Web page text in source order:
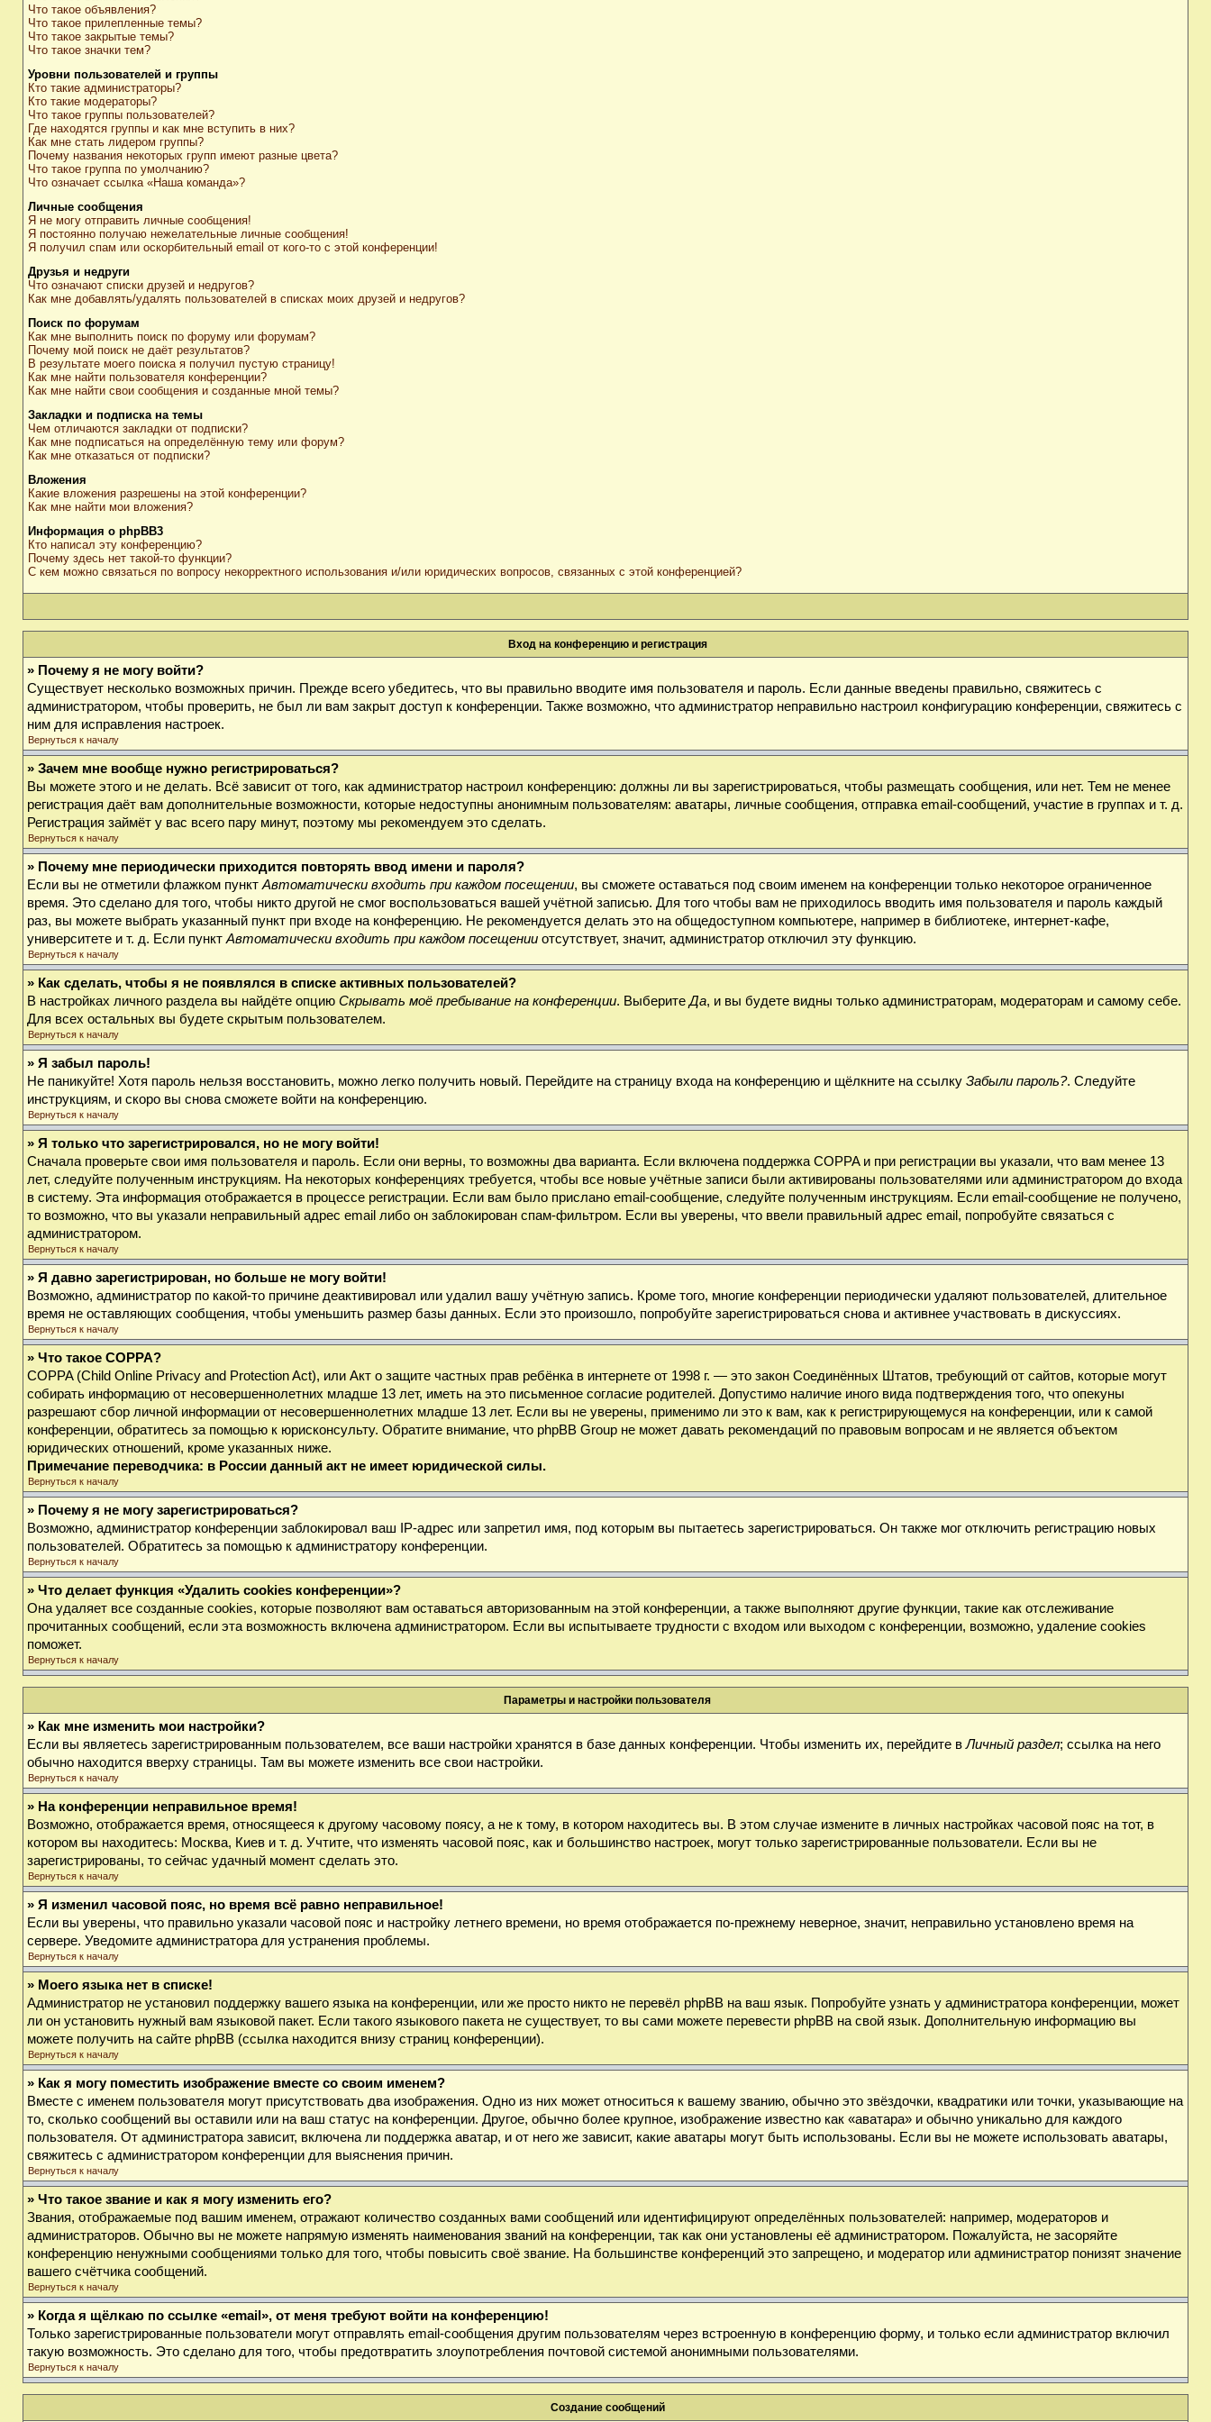
Что такое объявления?
Что такое прилепленные темы?
Что такое закрытые темы?
Что такое значки тем?
Уровни пользователей и группы
Кто такие администраторы?
Кто такие модераторы?
Что такое группы пользователей?
Где находятся группы и как мне вступить в них?
Как мне стать лидером группы?
Почему названия некоторых групп имеют разные цвета?
Что такое группа по умолчанию?
Что означает ссылка «Наша команда»?
Личные сообщения
Я не могу отправить личные сообщения!
Я постоянно получаю нежелательные личные сообщения!
Я получил спам или оскорбительный email от кого-то с этой конференции!
Друзья и недруги
Что означают списки друзей и недругов?
Как мне добавлять/удалять пользователей в списках моих друзей и недругов?
Поиск по форумам
Как мне выполнить поиск по форуму или форумам?
Почему мой поиск не даёт результатов?
В результате моего поиска я получил пустую страницу!
Как мне найти пользователя конференции?
Как мне найти свои сообщения и созданные мной темы?
Закладки и подписка на темы
Чем отличаются закладки от подписки?
Как мне подписаться на определённую тему или форум?
Как мне отказаться от подписки?
Вложения
Какие вложения разрешены на этой конференции?
Как мне найти мои вложения?
Информация о phpBB3
Кто написал эту конференцию?
Почему здесь нет такой-то функции?
С кем можно связаться по вопросу некорректного использования и/или юридических вопросов, связанных с этой конференцией?
Вход на конференцию и регистрация
» Почему я не могу войти?
Существует несколько возможных причин. Прежде всего убедитесь, что вы правильно вводите имя пользователя и пароль. Если данные введены правильно, свяжитесь с
администратором, чтобы проверить, не был ли вам закрыт доступ к конференции. Также возможно, что администратор неправильно настроил конфигурацию конференции, свяжитесь с
ним для исправления настроек.
Вернуться к началу
» Зачем мне вообще нужно регистрироваться?
Вы можете этого и не делать. Всё зависит от того, как администратор настроил конференцию: должны ли вы зарегистрироваться, чтобы размещать сообщения, или нет. Тем не менее
регистрация даёт вам дополнительные возможности, которые недоступны анонимным пользователям: аватары, личные сообщения, отправка email-сообщений, участие в группах и т. д.
Регистрация займёт у вас всего пару минут, поэтому мы рекомендуем это сделать.
Вернуться к началу
» Почему мне периодически приходится повторять ввод имени и пароля?
Если вы не отметили флажком пункт Автоматически входить при каждом посещении, вы сможете оставаться под своим именем на конференции только некоторое ограниченное
время. Это сделано для того, чтобы никто другой не смог воспользоваться вашей учётной записью. Для того чтобы вам не приходилось вводить имя пользователя и пароль каждый
раз, вы можете выбрать указанный пункт при входе на конференцию. Не рекомендуется делать это на общедоступном компьютере, например в библиотеке, интернет-кафе,
университете и т. д. Если пункт Автоматически входить при каждом посещении отсутствует, значит, администратор отключил эту функцию.
Вернуться к началу
» Как сделать, чтобы я не появлялся в списке активных пользователей?
В настройках личного раздела вы найдёте опцию Скрывать моё пребывание на конференции. ВыберитеДа, и вы будете видны только администраторам, модераторам и самому себе.
Для всех остальных вы будете скрытым пользователем.
Вернуться к началу
» Я забыл пароль!
Не паникуйте! Хотя пароль нельзя восстановить, можно легко получить новый. Перейдите на страницу входа на конференцию и щёлкните на ссылку Забыли пароль?. Следуйте
инструкциям, и скоро вы снова сможете войти на конференцию.
Вернуться к началу
» Я только что зарегистрировался, но не могу войти!
Сначала проверьте свои имя пользователя и пароль. Если они верны, то возможны два варианта. Если включена поддержка COPPA и при регистрации вы указали, что вам менее 13
лет, следуйте полученным инструкциям. На некоторых конференциях требуется, чтобы все новые учётные записи были активированы пользователями или администратором до входа
в систему. Эта информация отображается в процессе регистрации. Если вам было прислано email-сообщение, следуйте полученным инструкциям. Если email-сообщение не получено,
то возможно, что вы указали неправильный адрес email либо он заблокирован спам-фильтром. Если вы уверены, что ввели правильный адрес email, попробуйте связаться с
администратором.
Вернуться к началу
» Я давно зарегистрирован, но больше не могу войти!
Возможно, администратор по какой-то причине деактивировал или удалил вашу учётную запись. Кроме того, многие конференции периодически удаляют пользователей, длительное
время не оставляющих сообщения, чтобы уменьшить размер базы данных. Если это произошло, попробуйте зарегистрироваться снова и активнее участвовать в дискуссиях.
Вернуться к началу
» Что такое COPPA?
COPPA (Child Online Privacy and Protection Act), или Акт о защите частных прав ребёнка в интернете от 1998 г. — это закон Соединённых Штатов, требующий от сайтов, которые могут
собирать информацию от несовершеннолетних младше 13 лет, иметь на это письменное согласие родителей. Допустимо наличие иного вида подтверждения того, что опекуны
разрешают сбор личной информации от несовершеннолетних младше 13 лет. Если вы не уверены, применимо ли это к вам, как к регистрирующемуся на конференции, или к самой
конференции, обратитесь за помощью к юрисконсульту. Обратите внимание, что phpBB Group не может давать рекомендаций по правовым вопросам и не является объектом
юридических отношений, кроме указанных ниже.
Примечание переводчика: в России данный акт не имеет юридической силы.
Вернуться к началу
» Почему я не могу зарегистрироваться?
Возможно, администратор конференции заблокировал ваш IP-адрес или запретил имя, под которым вы пытаетесь зарегистрироваться. Он также мог отключить регистрацию новых
пользователей. Обратитесь за помощью к администратору конференции.
Вернуться к началу
» Что делает функция «Удалить cookies конференции»?
Она удаляет все созданные cookies, которые позволяют вам оставаться авторизованным на этой конференции, а также выполняют другие функции, такие как отслеживание
прочитанных сообщений, если эта возможность включена администратором. Если вы испытываете трудности с входом или выходом с конференции, возможно, удаление cookies
поможет.
Вернуться к началу
Параметры и настройки пользователя
» Как мне изменить мои настройки?
Если вы являетесь зарегистрированным пользователем, все ваши настройки хранятся в базе данных конференции. Чтобы изменить их, перейдите вЛичный раздел; ссылка на него
обычно находится вверху страницы. Там вы можете изменить все свои настройки.
Вернуться к началу
» На конференции неправильное время!
Возможно, отображается время, относящееся к другому часовому поясу, а не к тому, в котором находитесь вы. В этом случае измените в личных настройках часовой пояс на тот, в
котором вы находитесь: Москва, Киев и т. д. Учтите, что изменять часовой пояс, как и большинство настроек, могут только зарегистрированные пользователи. Если вы не
зарегистрированы, то сейчас удачный момент сделать это.
Вернуться к началу
» Я изменил часовой пояс, но время всё равно неправильное!
Если вы уверены, что правильно указали часовой пояс и настройку летнего времени, но время отображается по-прежнему неверное, значит, неправильно установлено время на
сервере. Уведомите администратора для устранения проблемы.
Вернуться к началу
» Моего языка нет в списке!
Администратор не установил поддержку вашего языка на конференции, или же просто никто не перевёл phpBB на ваш язык. Попробуйте узнать у администратора конференции, может
ли он установить нужный вам языковой пакет. Если такого языкового пакета не существует, то вы сами можете перевести phpBB на свой язык. Дополнительную информацию вы
можете получить на сайте phpBB (ссылка находится внизу страниц конференции).
Вернуться к началу
» Как я могу поместить изображение вместе со своим именем?
Вместе с именем пользователя могут присутствовать два изображения. Одно из них может относиться к вашему званию, обычно это звёздочки, квадратики или точки, указывающие на
то, сколько сообщений вы оставили или на ваш статус на конференции. Другое, обычно более крупное, изображение известно как «аватара» и обычно уникально для каждого
пользователя. От администратора зависит, включена ли поддержка аватар, и от него же зависит, какие аватары могут быть использованы. Если вы не можете использовать аватары,
свяжитесь с администратором конференции для выяснения причин.
Вернуться к началу
» Что такое звание и как я могу изменить его?
Звания, отображаемые под вашим именем, отражают количество созданных вами сообщений или идентифицируют определённых пользователей: например, модераторов и
администраторов. Обычно вы не можете напрямую изменять наименования званий на конференции, так как они установлены её администратором. Пожалуйста, не засоряйте
конференцию ненужными сообщениями только для того, чтобы повысить своё звание. На большинстве конференций это запрещено, и модератор или администратор понизят значение
вашего счётчика сообщений.
Вернуться к началу
» Когда я щёлкаю по ссылке «email», от меня требуют войти на конференцию!
Только зарегистрированные пользователи могут отправлять email-сообщения другим пользователям через встроенную в конференцию форму, и только если администратор включил
такую возможность. Это сделано для того, чтобы предотвратить злоупотребления почтовой системой анонимными пользователями.
Вернуться к началу
Создание сообщений